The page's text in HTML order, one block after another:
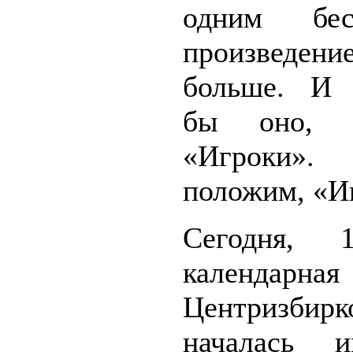
одним
больше. И
бы оно,
положим,
Сегодня,
началась